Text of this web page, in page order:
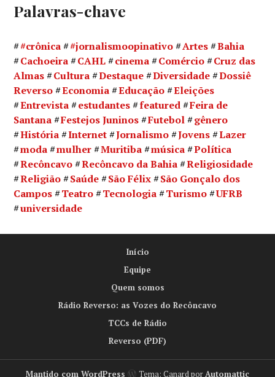
Palavras-chave
#crônica #jornalismoopinativo Artes
Bahia
Cachoeira
CAHL cinema Comércio
Cruz das
Almas
Cultura Destaque Diversidade
Dossiê
Reverso
Economia Educação
Eleições
Entrevista
estudantes featured
Feira de
Santana
Festejos Juninos Futebol
gênero
História
Internet Jornalismo Jovens
Lazer
moda
mulher Muritiba música
Política
Recôncavo
Recôncavo da Bahia
Religiosidade
Religião
Saúde São Félix
São Gonçalo dos
Campos
Teatro Tecnologia Turismo
UFRB
universidade
Início
Equipe
Quem somos
Rádio Reverso: as Vozes do Recôncavo
TCCs de Rádio
Reverso (PDF)
Mantido com WordPress Tema: Canard por Automattic